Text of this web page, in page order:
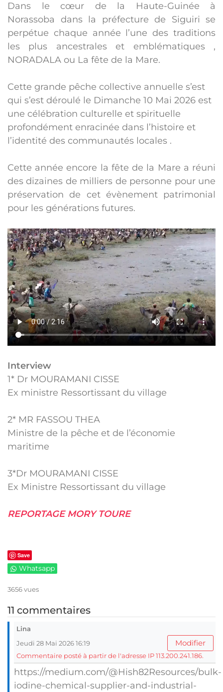
Dans le cœur de la Haute-Guinée à
Norassoba dans la préfecture de Siguiri se
perpétue chaque année l’une des traditions
les plus ancestrales et emblématiques ,
NORADALA ou La fête de la Mare.
Cette grande pêche collective annuelle s’est
qui s’est déroulé le Dimanche 10 Mai 2026 est
une célébration culturelle et spirituelle
profondément enracinée dans l’histoire et
l’identité des communautés locales .
Cette année encore la fête de la Mare a réuni
des dizaines de milliers de personne pour une
préservation de cet évènement patrimonial
pour les générations futures.
Interview
1* Dr MOURAMANI CISSE
Ex ministre Ressortissant du village
2* MR FASSOU THEA
Ministre de la pêche et de l’économie
maritime
3*Dr MOURAMANI CISSE
Ex Ministre Ressortissant du village
REPORTAGE MORY TOURE
Save
Whatsapp
3656 vues
11 commentaires
Lina
Jeudi 28 Mai 2026 16:19
Modifier
Commentaire posté à partir de l'adresse IP 113.200.241.186.
https://medium.com/@Hish82Resources/bulk-
iodine-chemical-supplier-and-industrial-